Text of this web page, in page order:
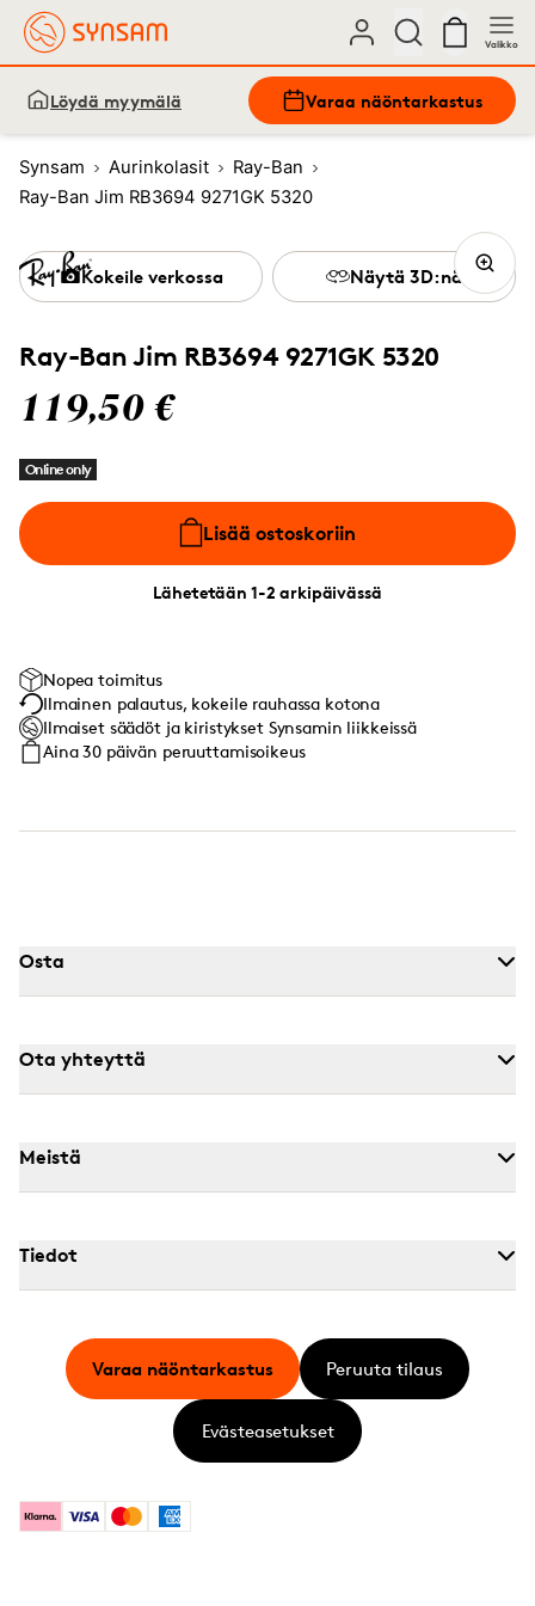
Valikko
Löydä myymälä Varaa näöntarkastus
Synsam Aurinkolasit
Ray-Ban
Ray-Ban Jim RB3694 9271GK 5320
Ray-Ban Jim RB3694 9271GK 5320
119,50 €
Online only
Lisää ostoskoriin
Lähetetään 1-2 arkipäivässä
Kokeile verkossa Näytä 3D:nä
Nopea toimitus
Ilmainen palautus, kokeile rauhassa kotona
Ilmaiset säädöt ja kiristykset Synsamin liikkeissä
Aina 30 päivän peruuttamisoikeus
Osta
Ota yhteyttä
Meistä
Tiedot
KlarnaVisa MastercardAmerican Express
Varaa näöntarkastus Peruuta tilaus
Evästeasetukset